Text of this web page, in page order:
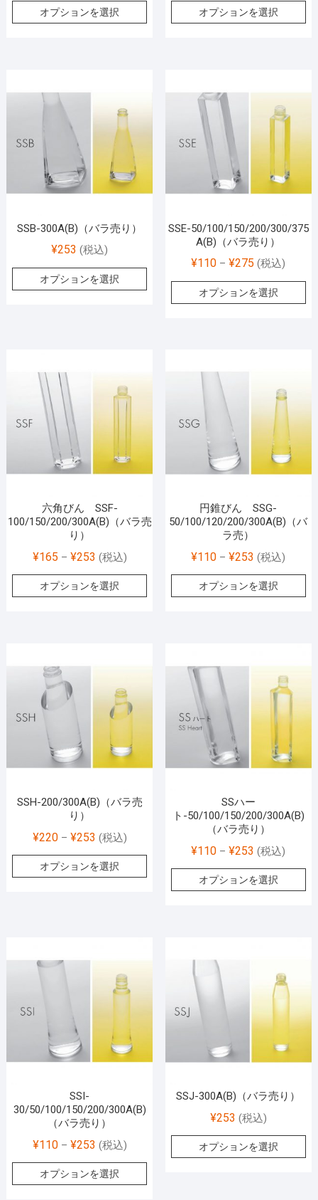
オプションを選択 オプションを選択
SSB-300A(B)（バラ売り）
¥253 (税込)
オプションを選択
SSE-50/100/150/200/300/375
A(B)（バラ売り）
¥110 –¥275 (税込)
オプションを選択
六角びん SSF-
100/150/200/300A(B)（バラ売
り）
¥165 – ¥253 (税込)
オプションを選択
円錐びん SSG-
50/100/120/200/300A(B)（バ
ラ売）
¥110 –¥253 (税込)
オプションを選択
SSH-200/300A(B)（バラ売
り）
¥220– ¥253 (税込)
オプションを選択
SSハー
ト-50/100/150/200/300A(B)
（バラ売り）
¥110 –¥253 (税込)
オプションを選択
SSI-
30/50/100/150/200/300A(B)
（バラ売り）
¥110– ¥253 (税込)
オプションを選択
SSJ-300A(B)（バラ売り）
¥253 (税込)
オプションを選択